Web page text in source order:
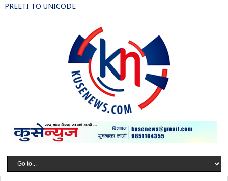
PREETI TO UNICODE